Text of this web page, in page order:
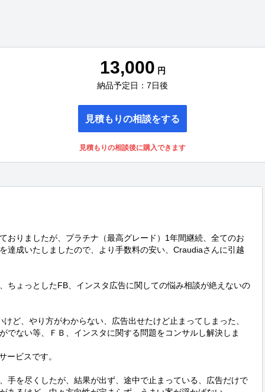
13,000 円
納品予定日：7日後
見積もりの相談をする
見積もりの相談後に購入できます
おりましたが、プラチナ（最高グレード）1年間継続、全てのお
達成いたしましたので、より手数料の安い、Craudiaさんに引越
ちょっとしたFB、インスタ広告に関しての悩み相談が絶えないの
ど、やり方がわからない、広告出せたけど止まってしまった、
でない等、ＦＢ、インスタに関する問題をコンサルし解決しま
ービスです。
手を尽くしたが、結果が出ず、途中で止まっている、広告だけで